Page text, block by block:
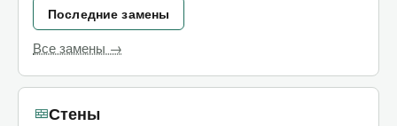
Последние замены
Все замены →
Стены